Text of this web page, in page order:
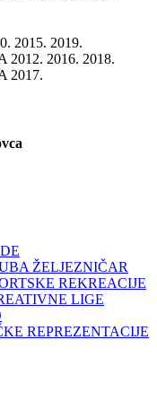
2015. 2019.
2016. 2018.
2017.
ŽELJEZNIČAR
REKREACIJE
LIGE
REPREZENTACIJE